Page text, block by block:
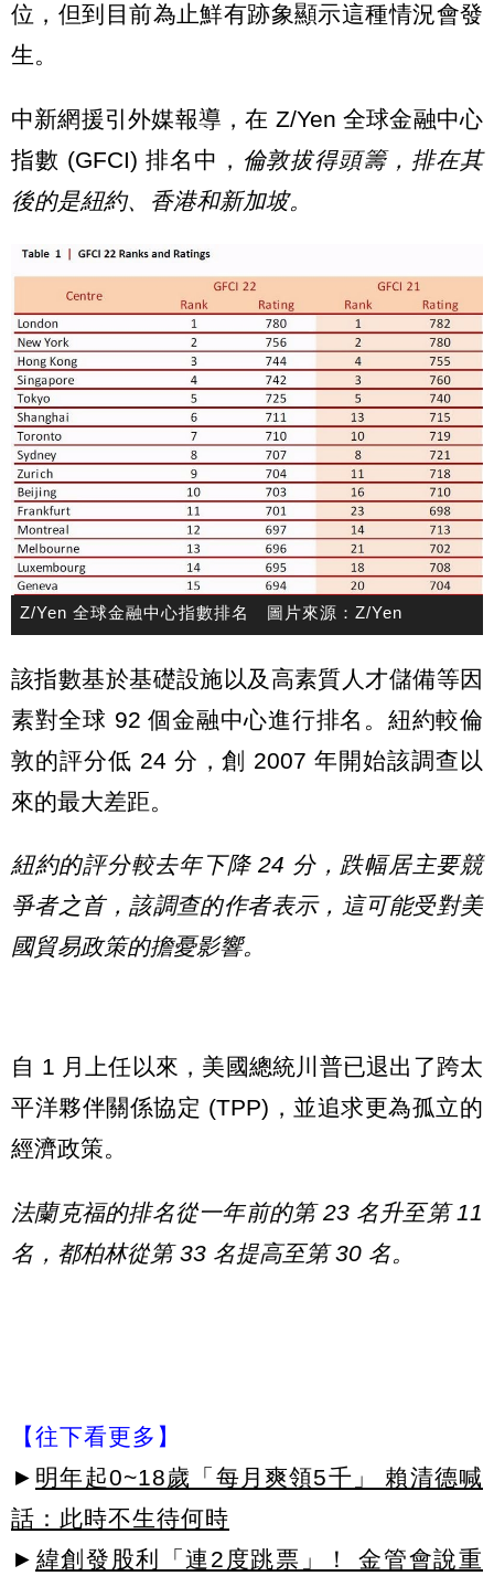
位，但到目前為止鮮有跡象顯示這種情況會發
生。
中新網援引外媒報導，在 Z/Yen 全球金融中心
指數 (GFCI) 排名中， 倫敦拔得頭籌，排在其
後的是紐約、香港和新加坡。
Z/Yen 全球金融中心指數排名 圖片來源：Z/Yen
該指數基於基礎設施以及高素質人才儲備等因
素對全球 92 個金融中心進行排名。紐約較倫
敦的評分低 24 分，創 2007 年開始該調查以
來的最大差距。
紐約的評分較去年下降 24 分，跌幅居主要競
爭者之首，該調查的作者表示，這可能受對美
國貿易政策的擔憂影響。
自 1 月上任以來，美國總統川普已退出了跨太
平洋夥伴關係協定 (TPP)，並追求更為孤立的
經濟政策。
法蘭克福的排名從一年前的第 23 名升至第 11
名，都柏林從第 33 名提高至第 30 名。
【往下看更多】
► 明年起0~18歲「每月爽領5千」 賴清德喊
話：此時不生待何時
► 緯創發股利「連2度跳票」！ 金管會說重